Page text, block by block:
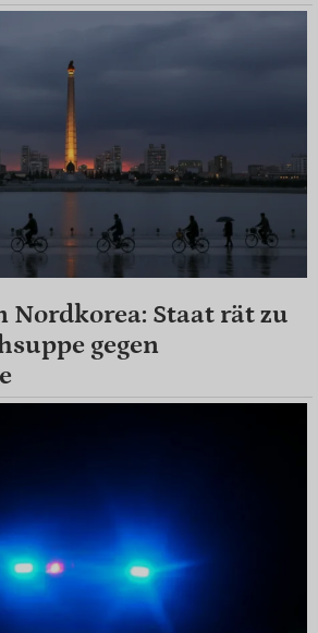
Nordkorea: Staat rät zu
gegen